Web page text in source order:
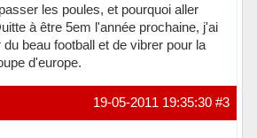
les poules, et pourquoi aller
à être 5em l'année prochaine, j'ai
beau football et de vibrer pour la
d'europe.
#3
19-05-2011 19:35:30